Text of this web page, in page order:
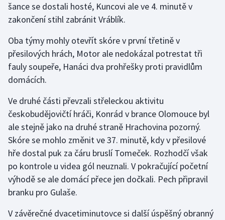
Lezení
Lyže a snowboard
Moderní pětiboj
Olympijské hry
Parasport
Plavání
Plážový volejbal
Ragby
šance se dostali hosté, Kuncovi ale ve 4. minutě v
zakončení stihl zabránit Vráblík.
Oba týmy mohly otevřít skóre v první třetině v
přesilových hrách, Motor ale nedokázal potrestat tři
fauly soupeře, Hanáci dva prohřešky proti pravidlům
domácích.
Ve druhé části převzali střeleckou aktivitu
českobudějovičtí hráči, Konrád v brance Olomouce byl
ale stejně jako na druhé straně Hrachovina pozorný.
Skóre se mohlo změnit ve 37. minutě, kdy v přesilové
hře dostal puk za čáru bruslí Tomeček. Rozhodčí však
po kontrole u videa gól neuznali. V pokračující početní
výhodě se ale domácí přece jen dočkali. Pech připravil
branku pro Gulaše.
V závěrečné dvacetiminutovce si další úspěšný obranný